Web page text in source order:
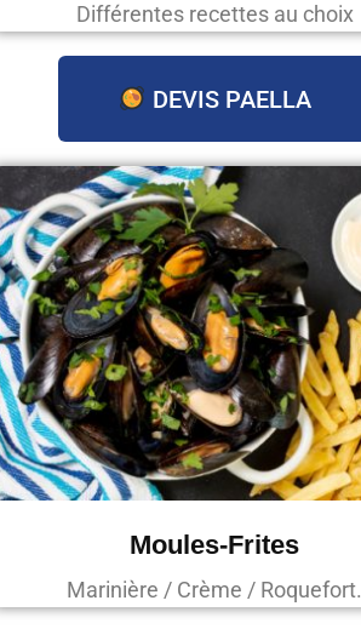
Différentes recettes au choix
DEVIS PAELLA
Moules-Frites
Marinière / Crème / Roquefort.